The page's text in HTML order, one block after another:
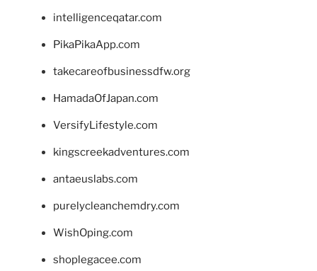
intelligenceqatar.com
PikaPikaApp.com
takecareofbusinessdfw.org
HamadaOfJapan.com
VersifyLifestyle.com
kingscreekadventures.com
antaeuslabs.com
purelycleanchemdry.com
WishOping.com
shoplegacee.com